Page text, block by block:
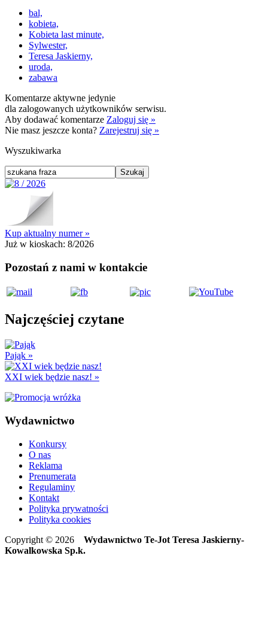
bal,
kobieta,
Kobieta last minute,
Sylwester,
Teresa Jaskierny,
uroda,
zabawa
Komentarze aktywne jedynie
dla zalogowanych użytkowników serwisu.
Aby dodawać komentarze Zaloguj się »
Nie masz jeszcze konta? Zarejestruj się »
Wyszukiwarka
Kup aktualny numer »
Już w kioskach: 8/2026
Pozostań z nami w kontakcie
Najczęściej czytane
Pająk »
XXI wiek będzie nasz! »
Wydawnictwo
Konkursy
O nas
Reklama
Prenumerata
Regulaminy
Kontakt
Polityka prywatności
Polityka cookies
Copyright © 2026 Wydawnictwo Te-Jot Teresa Jaskierny-
Kowalkowska Sp.k.